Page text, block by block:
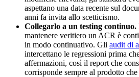
aspettano una data recente sul
anni fa invita allo scetticismo.
Collegarlo a un testing continuo.
mantenere veritiero un ACR è
in modo continuativo. Gli audit di
intercettano le regressioni prima
affermazioni, così il report che
corrisponde sempre al prodotto che